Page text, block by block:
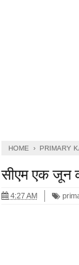
HOME › PRIMARY
सीएम एक जून
4:27 AM